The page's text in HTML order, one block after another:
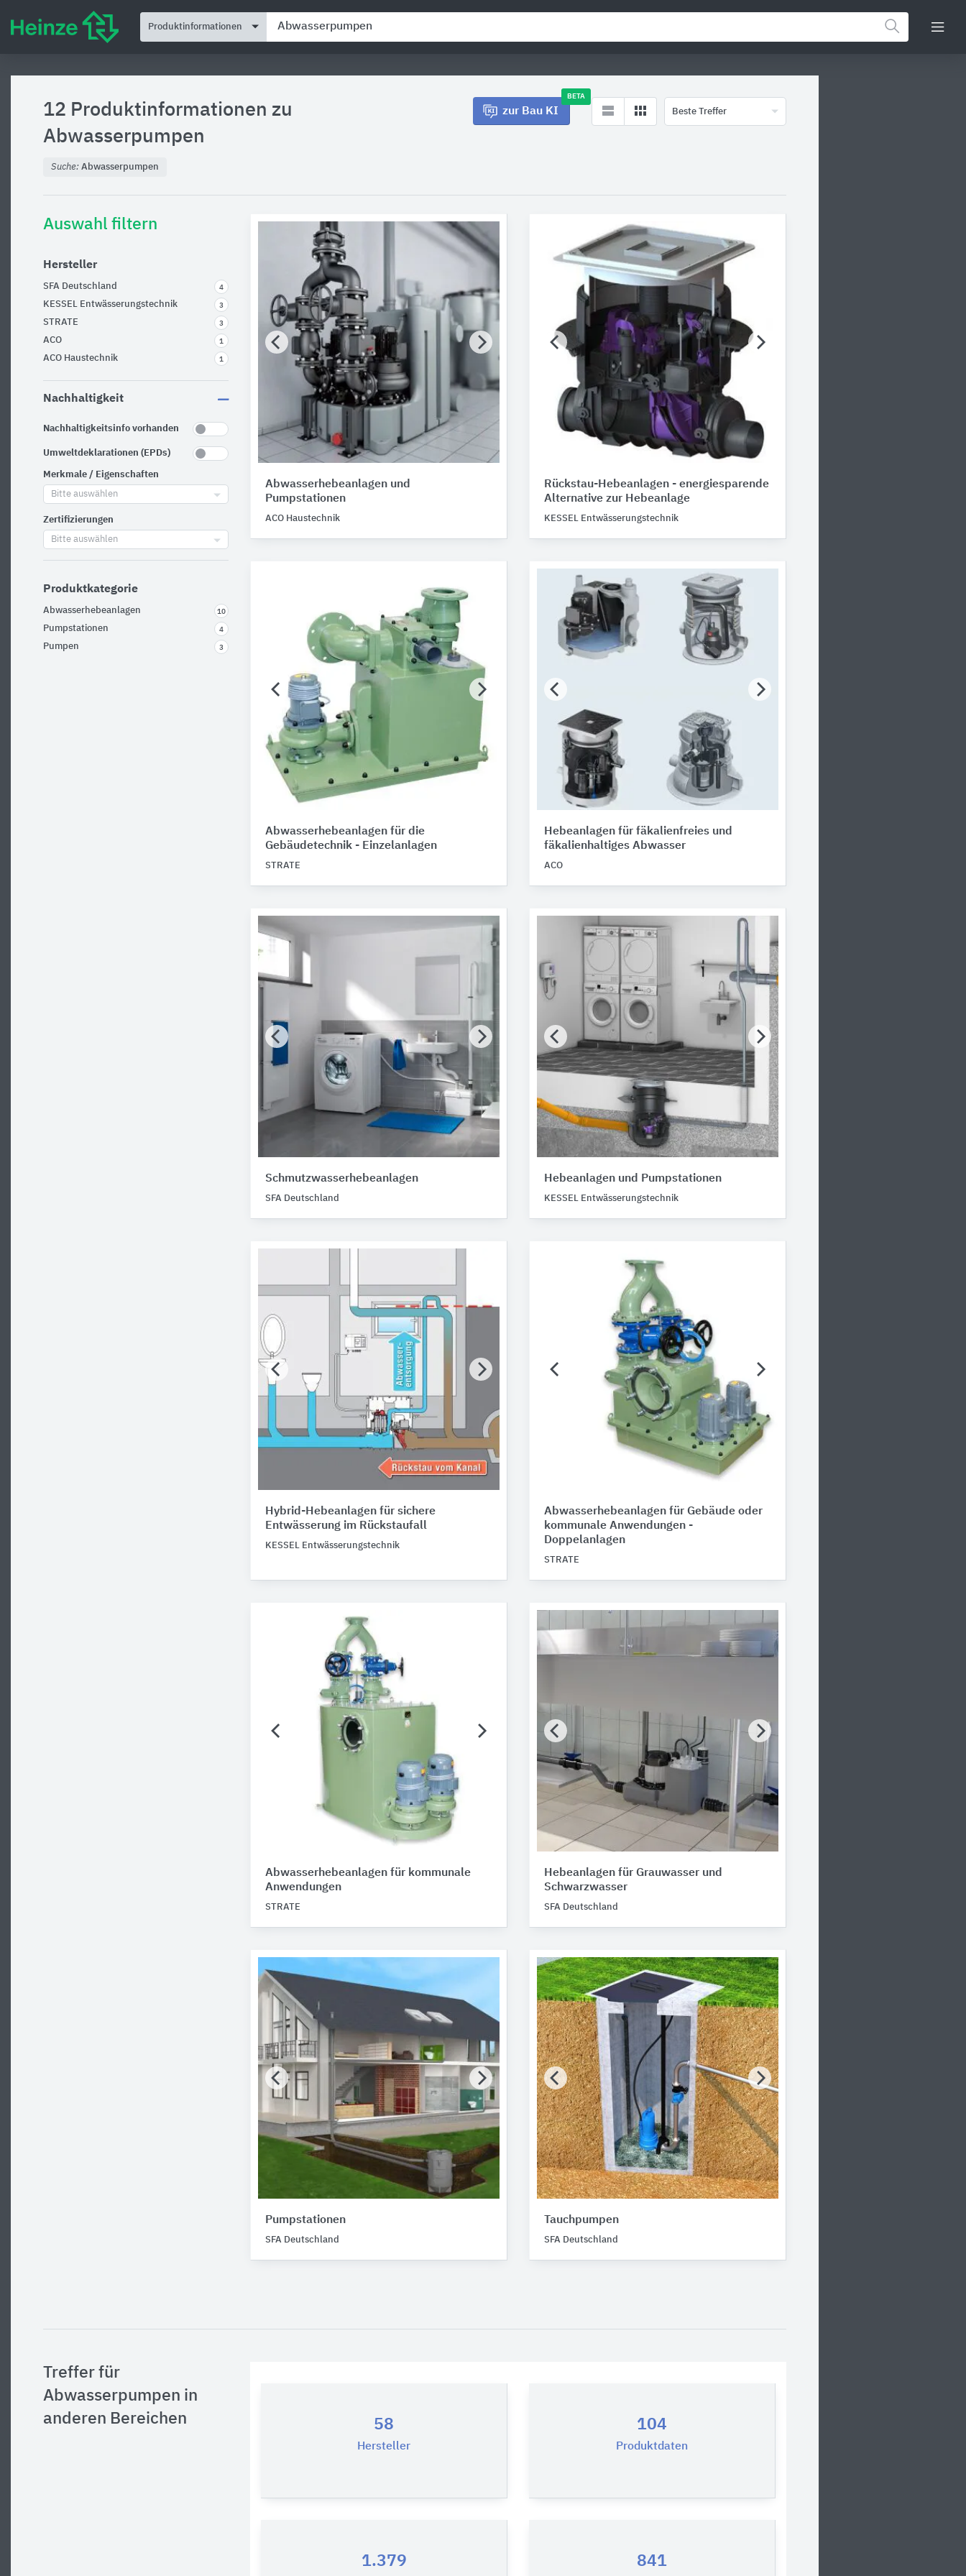
Produktinformationen
12 Produktinformationen zu
Abwasserpumpen
zur Bau KI
BETA
Beste Treffer
Suche: Abwasserpumpen
Auswahl filtern
Hersteller
SFA Deutschland 4
KESSEL Entwässerungstechnik 3
STRATE 3
ACO 1
ACO Haustechnik 1
Nachhaltigkeit
Nachhaltigkeitsinfo vorhanden
Umweltdeklarationen (EPDs)
Merkmale / Eigenschaften
Bitte auswählen
Zertifizierungen
Bitte auswählen
Produktkategorie
Abwasserhebeanlagen 10
Pumpstationen 4
Pumpen 3
Abwasserhebeanlagen und
Pumpstationen
ACO Haustechnik
Rückstau-Hebeanlagen - energiesparende
Alternative zur Hebeanlage
KESSEL Entwässerungstechnik
Abwasserhebeanlagen für die
Gebäudetechnik - Einzelanlagen
STRATE
Hebeanlagen für fäkalienfreies und
fäkalienhaltiges Abwasser
ACO
Schmutzwasserhebeanlagen
SFA Deutschland
Hebeanlagen und Pumpstationen
KESSEL Entwässerungstechnik
Hybrid-Hebeanlagen für sichere
Entwässerung im Rückstaufall
KESSEL Entwässerungstechnik
Abwasserhebeanlagen für Gebäude oder
kommunale Anwendungen -
Doppelanlagen
STRATE
Abwasserhebeanlagen für kommunale
Anwendungen
STRATE
Hebeanlagen für Grauwasser und
Schwarzwasser
SFA Deutschland
Pumpstationen
SFA Deutschland
Tauchpumpen
SFA Deutschland
Treffer für
Abwasserpumpen in
anderen Bereichen
58
Hersteller
104
Produktdaten
1.379 841